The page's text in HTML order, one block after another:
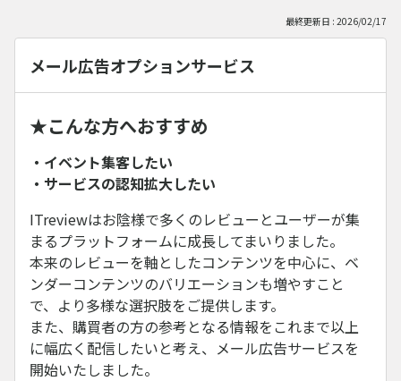
最終更新日 : 2026/02/17
メール広告オプションサービス
★こんな方へおすすめ
・イベント集客したい
・サービスの認知拡大したい
ITreviewはお陰様で多くのレビューとユーザーが集
まるプラットフォームに成長してまいりました。
本来のレビューを軸としたコンテンツを中心に、ベ
ンダーコンテンツのバリエーションも増やすこと
で、より多様な選択肢をご提供します。
また、購買者の方の参考となる情報をこれまで以上
に幅広く配信したいと考え、メール広告サービスを
開始いたしました。